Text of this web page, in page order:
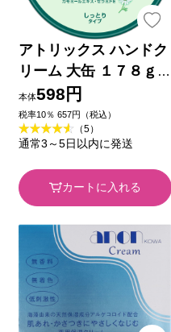
アトリックス ハンドク
リーム 大缶 １７８ｇ
花王 (医薬部外品)
本体598円
税率10％ 657円（税込）
（5）
通常3～5日以内に発送
カートに入れる